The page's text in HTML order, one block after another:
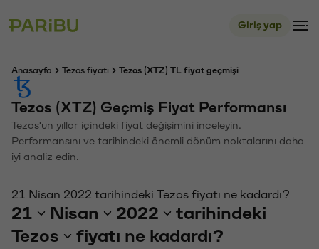
Giriş yap
Anasayfa Tezos fiyatı Tezos (XTZ) TL fiyat geçmişi
Tezos (XTZ) Geçmiş Fiyat Performansı
Tezos'un yıllar içindeki fiyat değişimini inceleyin.
Performansını ve tarihindeki önemli dönüm noktalarını daha
iyi analiz edin.
21 Nisan 2022 tarihindeki Tezos fiyatı ne kadardı?
21 Nisan 2022
tarihindeki
Tezos
fiyatı ne kadardı?